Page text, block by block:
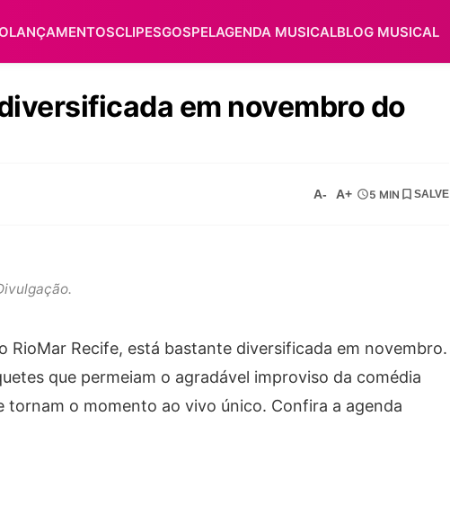
LANÇAMENTOSCLIPESGOSPELAGENDA MUSICALBLOG MUSICAL
em novembro do
A- A+ 5 MIN SALVE
Recife, está bastante diversificada em novembro.
que permeiam o agradável improviso da comédia
tornam o momento ao vivo único. Confira a agenda